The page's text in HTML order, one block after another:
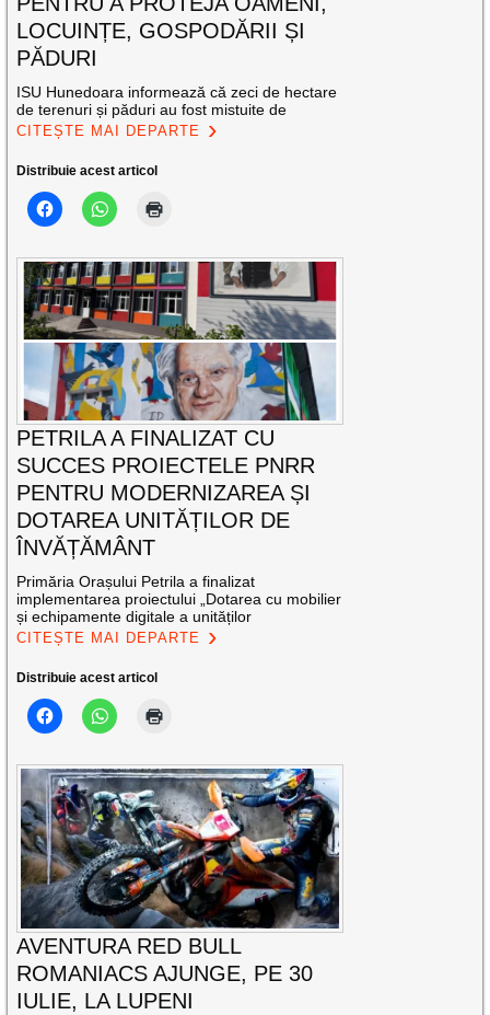
LOCUINȚE, GOSPODĂRII ȘI
PĂDURI
ISU Hunedoara informează că zeci de hectare
de terenuri și păduri au fost mistuite de
CITEȘTE MAI DEPARTE
Distribuie acest articol
PETRILA A FINALIZAT CU
SUCCES PROIECTELE PNRR
PENTRU MODERNIZAREA ȘI
DOTAREA UNITĂȚILOR DE
ÎNVĂȚĂMÂNT
Primăria Orașului Petrila a finalizat
implementarea proiectului „Dotarea cu mobilier
și echipamente digitale a unităților
CITEȘTE MAI DEPARTE
Distribuie acest articol
AVENTURA RED BULL
ROMANIACS AJUNGE, PE 30
IULIE, LA LUPENI